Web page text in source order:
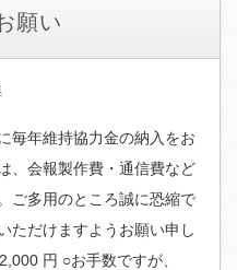
願い
毎年維持協力金の納入をお
、会報製作費・通信費など
ご多用のところ誠に恐縮で
ただけますようお願い申し
円 ○お手数ですが、